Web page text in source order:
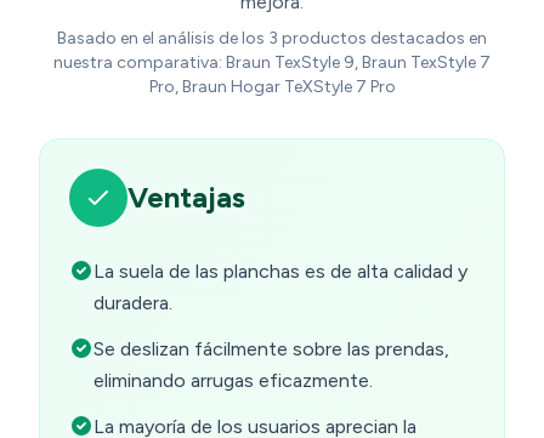
Basado en el análisis de los 3 productos destacados en
nuestra comparativa: Braun TexStyle 9, Braun TexStyle 7
Pro, Braun Hogar TeXStyle 7 Pro
Ventajas
La suela de las planchas es de alta calidad y
duradera.
Se deslizan fácilmente sobre las prendas,
eliminando arrugas eficazmente.
La mayoría de los usuarios aprecian la